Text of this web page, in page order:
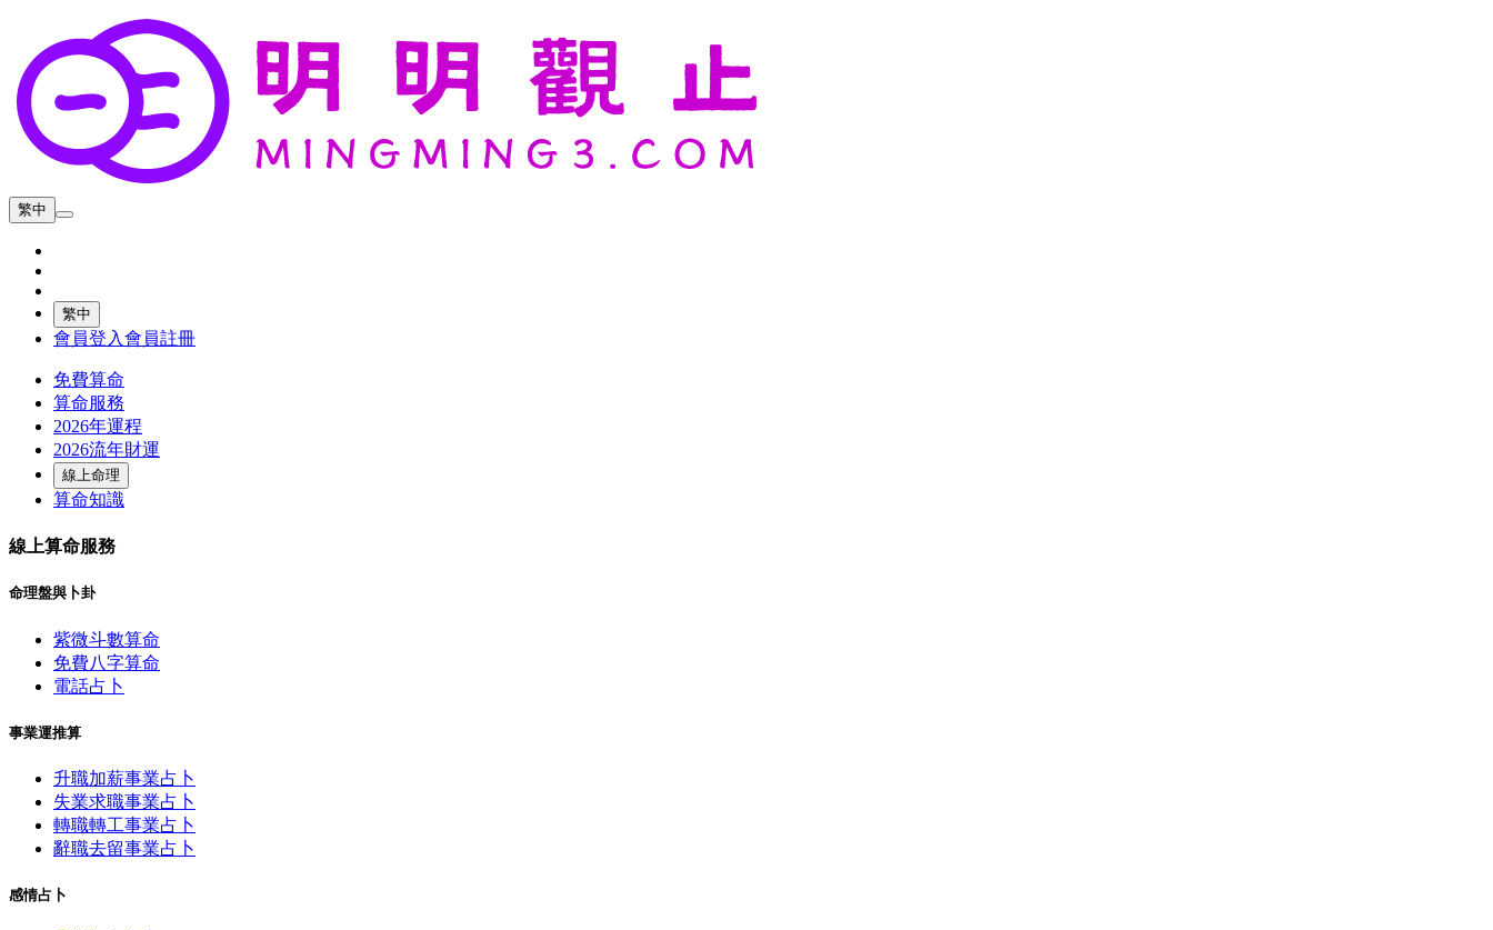
繁中
繁中
會員登入會員註冊
免費算命
算命服務
2026年運程
2026流年財運
線上命理
算命知識
線上算命服務
命理盤與卜卦
紫微斗數算命
免費八字算命
電話占卜
事業運推算
升職加薪事業占卜
失業求職事業占卜
轉職轉工事業占卜
辭職去留事業占卜
感情占卜